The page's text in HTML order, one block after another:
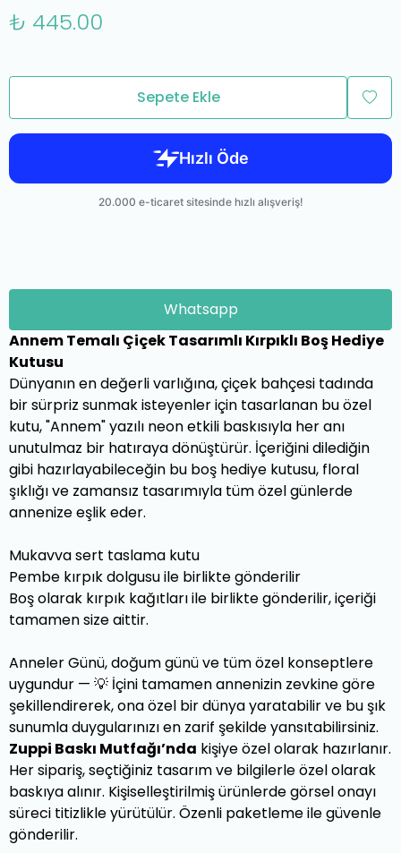
₺ 445.00
Sepete Ekle
Whatsapp
Annem Temalı Çiçek Tasarımlı Kırpıklı Boş Hediye
Kutusu
Dünyanın en değerli varlığına, çiçek bahçesi tadında
bir sürpriz sunmak isteyenler için tasarlanan bu özel
kutu, "Annem" yazılı neon etkili baskısıyla her anı
unutulmaz bir hatıraya dönüştürür. İçeriğini dilediğin
gibi hazırlayabileceğin bu boş hediye kutusu, floral
şıklığı ve zamansız tasarımıyla tüm özel günlerde
annenize eşlik eder.
Mukavva sert taslama kutu
Pembe kırpık dolgusu ile birlikte gönderilir
Boş olarak kırpık kağıtları ile birlikte gönderilir, içeriği
tamamen size aittir.
Anneler Günü, doğum günü ve tüm özel konseptlere
uygundur — 💡 İçini tamamen annenizin zevkine göre
şekillendirerek, ona özel bir dünya yaratabilir ve bu şık
sunumla duygularınızı en zarif şekilde yansıtabilirsiniz.
Zuppi Baskı Mutfağı’nda kişiye özel olarak hazırlanır.
Her sipariş, seçtiğiniz tasarım ve bilgilerle özel olarak
baskıya alınır. Kişiselleştirilmiş ürünlerde görsel onayı
süreci titizlikle yürütülür. Özenli paketleme ile güvenle
gönderilir.